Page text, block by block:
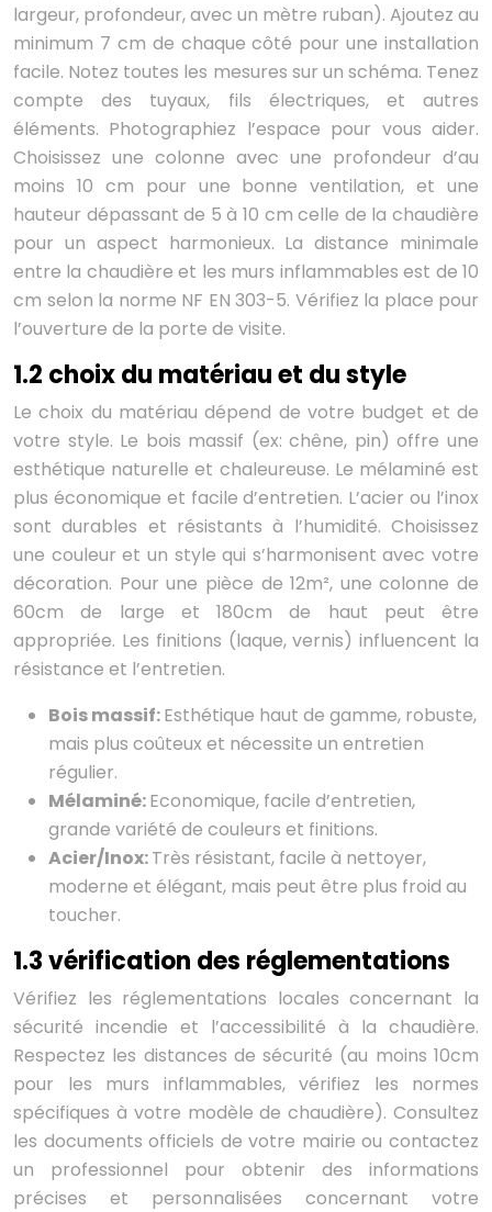
largeur, profondeur, avec un mètre ruban). Ajoutez au
minimum 7 cm de chaque côté pour une installation
facile. Notez toutes les mesures sur un schéma. Tenez
compte des tuyaux, fils électriques, et autres
éléments. Photographiez l’espace pour vous aider.
Choisissez une colonne avec une profondeur d’au
moins 10 cm pour une bonne ventilation, et une
hauteur dépassant de 5 à 10 cm celle de la chaudière
pour un aspect harmonieux. La distance minimale
entre la chaudière et les murs inflammables est de 10
cm selon la norme NF EN 303-5. Vérifiez la place pour
l’ouverture de la porte de visite.
1.2 choix du matériau et du style
Le choix du matériau dépend de votre budget et de
votre style. Le bois massif (ex: chêne, pin) offre une
esthétique naturelle et chaleureuse. Le mélaminé est
plus économique et facile d’entretien. L’acier ou l’inox
sont durables et résistants à l’humidité. Choisissez
une couleur et un style qui s’harmonisent avec votre
décoration. Pour une pièce de 12m², une colonne de
60cm de large et 180cm de haut peut être
appropriée. Les finitions (laque, vernis) influencent la
résistance et l’entretien.
Bois massif:Esthétique haut de gamme, robuste,
mais plus coûteux et nécessite un entretien
régulier.
Mélaminé:Economique, facile d’entretien,
grande variété de couleurs et finitions.
Acier/Inox:Très résistant, facile à nettoyer,
moderne et élégant, mais peut être plus froid au
toucher.
1.3 vérification des réglementations
Vérifiez les réglementations locales concernant la
sécurité incendie et l’accessibilité à la chaudière.
Respectez les distances de sécurité (au moins 10cm
pour les murs inflammables, vérifiez les normes
spécifiques à votre modèle de chaudière). Consultez
les documents officiels de votre mairie ou contactez
un professionnel pour obtenir des informations
précises et personnalisées concernant votre